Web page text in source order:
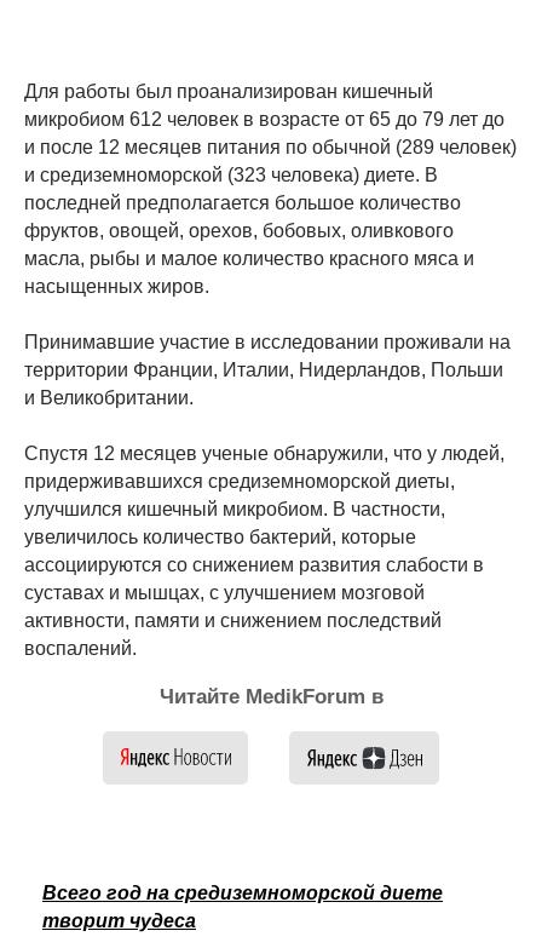
Для работы был проанализирован кишечный
микробиом 612 человек в возрасте от 65 до 79 лет до
и после 12 месяцев питания по обычной (289 человек)
и средиземноморской (323 человека) диете. В
последней предполагается большое количество
фруктов, овощей, орехов, бобовых, оливкового
масла, рыбы и малое количество красного мяса и
насыщенных жиров.
Принимавшие участие в исследовании проживали на
территории Франции, Италии, Нидерландов, Польши
и Великобритании.
Спустя 12 месяцев ученые обнаружили, что у людей,
придерживавшихся средиземноморской диеты,
улучшился кишечный микробиом. В частности,
увеличилось количество бактерий, которые
ассоциируются со снижением развития слабости в
суставах и мышцах, с улучшением мозговой
активности, памяти и снижением последствий
воспалений.
Читайте MedikForum в
Всего год на средиземноморской диете
творит чудеса